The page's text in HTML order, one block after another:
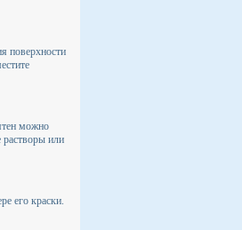
поверхности
можно
растворы или
его краски.